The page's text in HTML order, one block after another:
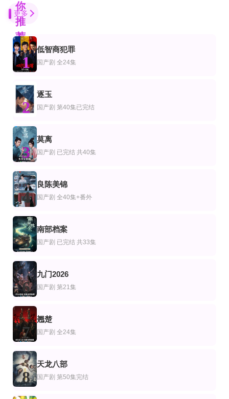
你
推
荐
更新至04集
谋杀俱乐部
全集
昭华复
更新第53集
战神2014
全21集
求求了，快复婚吧
全集
两包枸杞，让我晋升了副总
第16集完结
恋爱的季节
全集
读心影后，豪门全家逆天改命
邹柯俊＆吴洛洽
全8集
逆转
徐智慧,高洙,金栽经,姜泳锡
全集
龙宝上洛帝宠无双
耿致忻&何适
完结
神断狄仁杰
梁冠华,张子健,曲栅栅,须乾,严燕生,吕中,苑冉,李俊琪,刘蕾,戴云霞,铃木美妃,郑诚,
全集
那个男人不好惹
张子安＆朱艺莉
完结
TOKYO MER～移动的急救室～
贺来贤人,仲里依纱,菜菜绪,中条彩未,铃木亮平
第11集完结
点燃：法之无法者
间宫祥太朗,仲村亨,上白石萌歌,三山凌辉,及川光博,土屋太凤,宫近海斗,塩﨑太智
更新至第27集
万凰之王2011
宣萱,胡杏儿,陈锦鸿,陈山聪,胡定欣,陈秀珠
全集
开局遭构陷，燕王掌乾坤
高迦澜＆吕彦霏
更多
1
低智商犯罪
国产剧 全24集
2
逐玉
国产剧 第40集已完结
3
莫离
国产剧 已完结 共40集
4
良陈美锦
国产剧 全40集+番外
5
南部档案
国产剧 已完结 共33集
6
九门2026
国产剧 第21集
7
翘楚
国产剧 全24集
8
天龙八部
国产剧 第50集完结